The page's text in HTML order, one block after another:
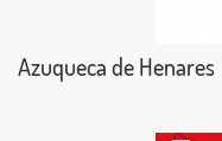
Azuqueca de Henares